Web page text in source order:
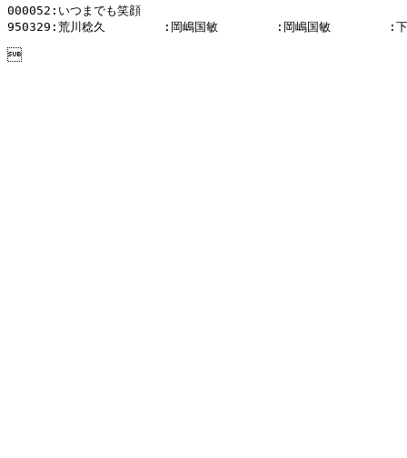
000052:いつまでも笑顔
